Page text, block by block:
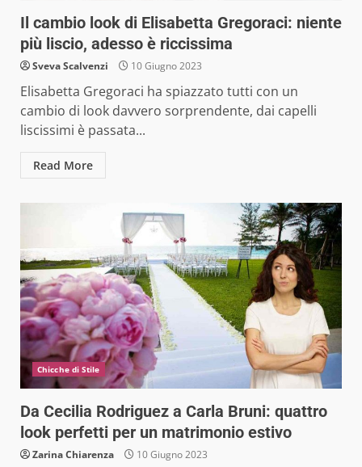
Il cambio look di Elisabetta Gregoraci: niente
più liscio, adesso è riccissima
Sveva Scalvenzi 10 Giugno 2023
Elisabetta Gregoraci ha spiazzato tutti con un
cambio di look davvero sorprendente, dai capelli
liscissimi è passata...
Read More
Chicche di Stile
Da Cecilia Rodriguez a Carla Bruni: quattro
look perfetti per un matrimonio estivo
Zarina Chiarenza 10 Giugno 2023